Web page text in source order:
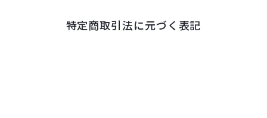
特定商取引法に元づく表記